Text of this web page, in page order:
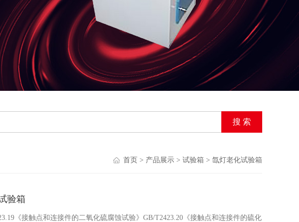
首页 > 产品展示 > 试验箱 > 氙灯老化试验箱
验箱
《接触点和连接件的二氧化硫腐蚀试验》GB/T2423.20《接触点和连接件的硫化